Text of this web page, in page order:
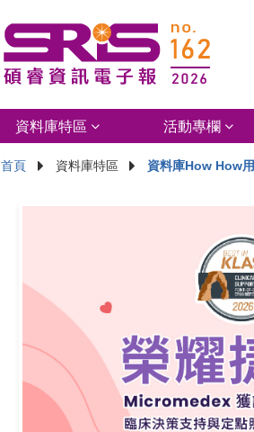
資料庫特區 活動專欄
首頁 資料庫特區 資料庫How How用